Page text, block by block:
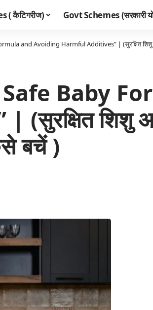
( कैटिगरीज) Govt Schemes (सरकारी
and Avoiding Harmful Additives” | (सुरक्षित शिशु
Baby
शिशु
बचें )